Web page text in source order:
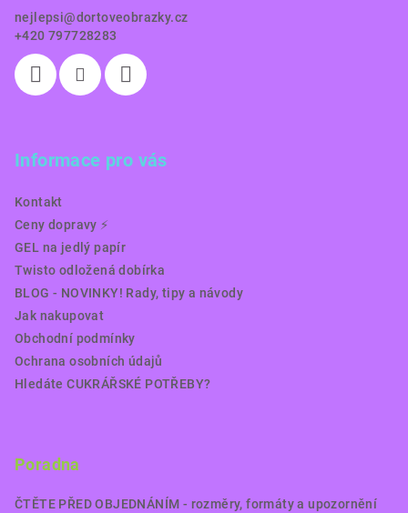
nejlepsi@dortoveobrazky.cz
+420 797728283
Informace pro vás
Kontakt
Ceny dopravy ⚡️
GEL na jedlý papír
Twisto odložená dobírka
BLOG - NOVINKY! Rady, tipy a návody
Jak nakupovat
Obchodní podmínky
Ochrana osobních údajů
Hledáte CUKRÁŘSKÉ POTŘEBY?
Poradna
ČTĚTE PŘED OBJEDNÁNÍM - rozměry, formáty a upozornění